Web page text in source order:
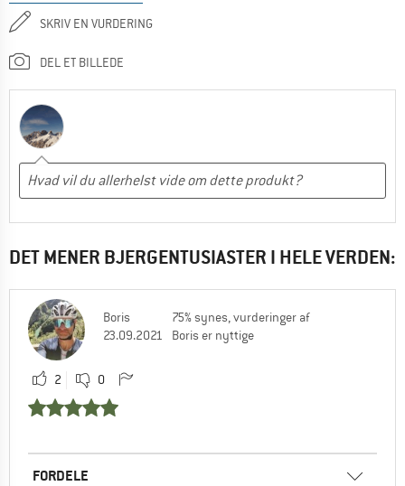
SKRIV EN VURDERING
DEL ET BILLEDE
DET MENER BJERGENTUSIASTER I HELE VERDEN:
Boris
23.09.2021
75% synes, vurderinger af
Boris er nyttige
2 0
FORDELE